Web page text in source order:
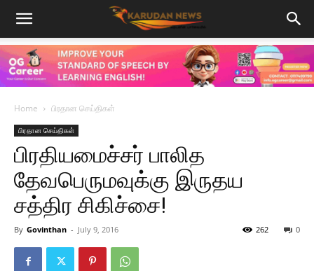
Home பிரதான செய்திகள்
பிரதான செய்திகள்
பிரதியமைச்சர் பாலித
தேவபெருமவுக்கு இருதய
சத்திர சிகிச்சை!
By Govinthan - July 9, 2016 0
262